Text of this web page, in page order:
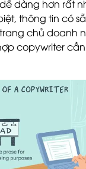
dàng hơn rất
thông tin có
chủ doanh
copywriter